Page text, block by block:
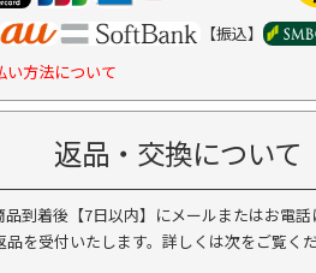
【振込】
方法について
返品・交換について
品到着後【7日以内】にメールまたはお電
を受付いたします。詳しくは次をご覧くだ